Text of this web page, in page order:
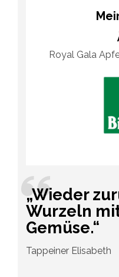
Royal Gala
„Wieder
Wurzeln
Gemüse.“
Tappeiner Elisabeth